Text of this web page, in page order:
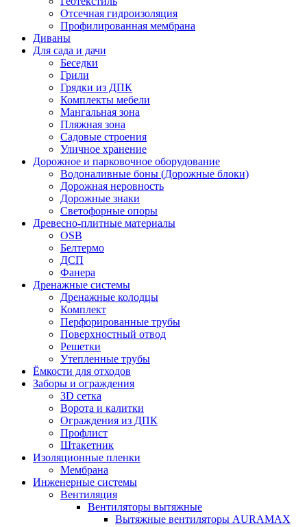
Отсечная гидроизоляция
Профилированная мембрана
Диваны
Для сада и дачи
Беседки
Грили
Грядки из ДПК
Комплекты мебели
Мангальная зона
Пляжная зона
Садовые строения
Уличное хранение
Дорожное и парковочное оборудование
Водоналивные боны (Дорожные блоки)
Дорожная неровность
Дорожные знаки
Светофорные опоры
Древесно-плитные материалы
OSB
Белтермо
ДСП
Фанера
Дренажные системы
Дренажные колодцы
Комплект
Перфорированные трубы
Поверхностный отвод
Решетки
Утепленные трубы
Ёмкости для отходов
Заборы и ограждения
3D сетка
Ворота и калитки
Ограждения из ДПК
Профлист
Штакетник
Изоляционные пленки
Мембрана
Инженерные системы
Вентиляция
Вентиляторы вытяжные
Вытяжные вентиляторы AURAMAX